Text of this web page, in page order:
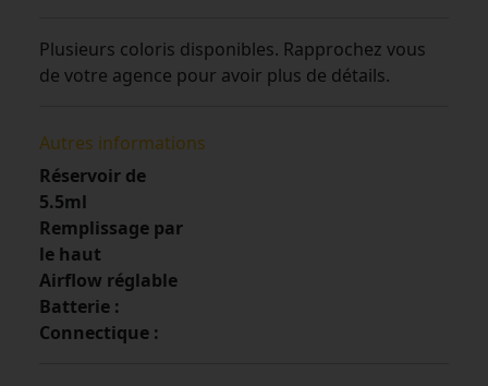
Plusieurs coloris disponibles. Rapprochez vous
de votre agence pour avoir plus de détails.
Autres informations
Réservoir de
5.5ml
Remplissage par
le haut
Airflow réglable
Batterie :
Connectique :